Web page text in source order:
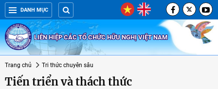
DANH MỤC
LIÊN HIỆP CÁC TỔ CHỨC HỮU NGHỊ VIỆT NAM
Trang chủ Tri thức chuyên sâu
Tiến triển và thách thức